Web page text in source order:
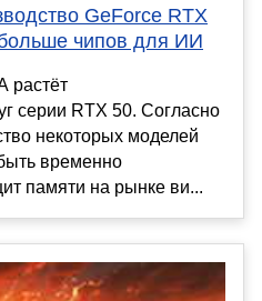
GeForce RTX
чипов для ИИ
растёт
серии RTX 50. Согласно
некоторых моделей
временно
памяти на рынке ви...